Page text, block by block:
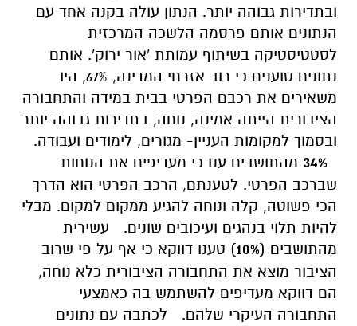
ובתדירות גבוהה יותר. הנתון עולה בקנה אחד עם
הנתונים אותם פרסמה הלשכה המרכזית
לסטטיסטיקה בשיתוף עמותת 'אור ירוק'. אותם
נתונים טוענים כי רוב אזרחי המדינה, 67%, היו
משאירים את רכבם הפרטי בבית במידה והתחבורה
הציבורית הייתה אמינה, נוחה, בתדירות גבוהה יותר
ובסמוך למקומות העניין- מגורים, לימודים ועבודה.
34% מהתושבים ענו כי מעדיפים את הנוחות
שברכב הפרטי. לטענתם, הרכב הפרטי הוא הדרך
הכי פשוטה, קלה ונוחה להגיע ממקום למקום. מבלי
להיות תלוי בנהגים ועיכובים שונים.
עשירית
מהתושבים (10%) טענו דווקא כי אף על פי שרוב
הציבור מוצא את התחבורה הציבורית כלא נוחה,
הם דווקא מעדיפים להשתמש בה כאמצעי
התחבורה העיקרי שלהם.
לכתבה עם נתונים